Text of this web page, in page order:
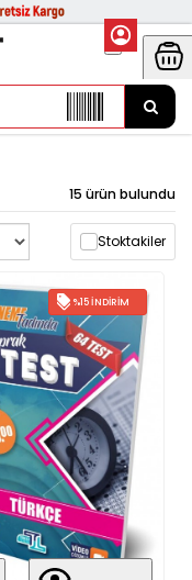
15 ürün bulundu
Stoktakiler
%15 İNDIRIM